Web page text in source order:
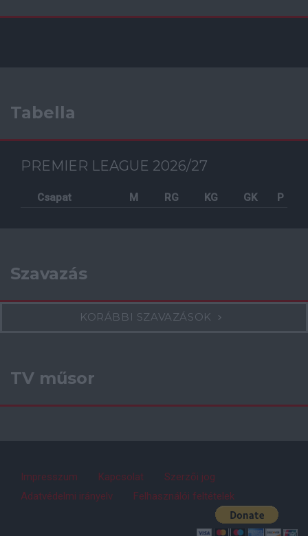
Tabella
PREMIER LEAGUE 2026/27
Csapat M RG KG GK P
Szavazás
KORÁBBI SZAVAZÁSOK
TV műsor
Impresszum Kapcsolat
Szerzői jog
Adatvédelmi irányelv
Felhasználói feltételek